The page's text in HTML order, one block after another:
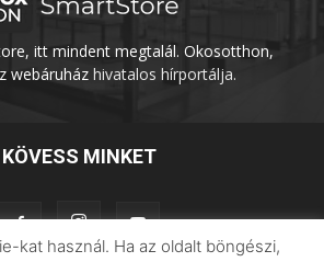
itt mindent megtalál. Okosotthon,
webáruházhivatalos hírportálja.
KÖVESS MINKET
kat használ. Ha az oldalt böngészi,